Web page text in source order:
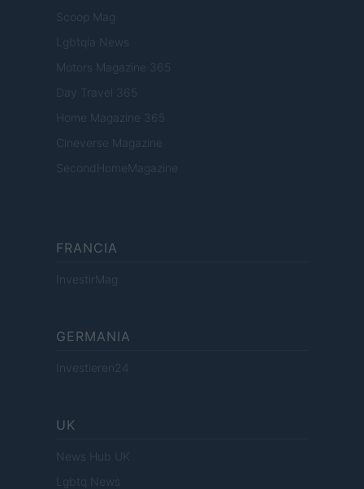
Scoop Mag
Lgbtqia News
Motors Magazine 365
Day Travel 365
Home Magazine 365
Cineverse Magazine
SecondHomeMagazine
FRANCIA
InvestirMag
GERMANIA
Investieren24
UK
News Hub UK
Lgbtq News